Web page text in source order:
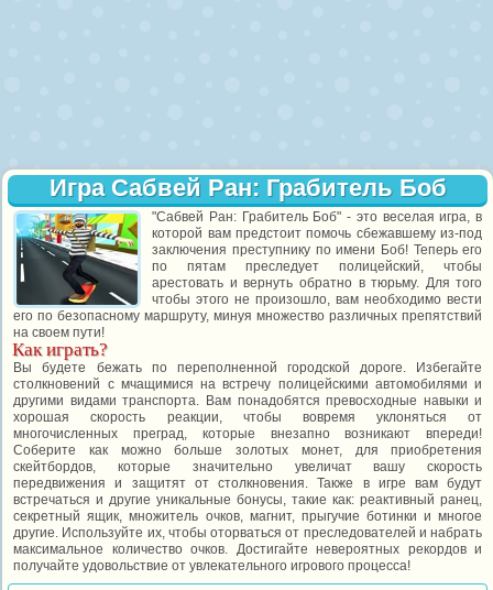
Игра Сабвей Ран: Грабитель Боб
"Сабвей Ран: Грабитель Боб" - это веселая игра, в
которой вам предстоит помочь сбежавшему из-под
заключения преступнику по имени Боб! Теперь его
по пятам преследует полицейский, чтобы
арестовать и вернуть обратно в тюрьму. Для того
чтобы этого не произошло, вам необходимо вести
его по безопасному маршруту, минуя множество различных препятствий
на своем пути!
Как играть?
Вы будете бежать по переполненной городской дороге. Избегайте
столкновений с мчащимися на встречу полицейскими автомобилями и
другими видами транспорта. Вам понадобятся превосходные навыки и
хорошая скорость реакции, чтобы вовремя уклоняться от
многочисленных преград, которые внезапно возникают впереди!
Соберите как можно больше золотых монет, для приобретения
скейтбордов, которые значительно увеличат вашу скорость
передвижения и защитят от столкновения. Также в игре вам будут
встречаться и другие уникальные бонусы, такие как: реактивный ранец,
секретный ящик, множитель очков, магнит, прыгучие ботинки и многое
другие. Используйте их, чтобы оторваться от преследователей и набрать
максимальное количество очков. Достигайте невероятных рекордов и
получайте удовольствие от увлекательного игрового процесса!